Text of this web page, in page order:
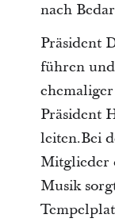
nach
Präsident
führen
Präsident
leiten.Bei
Mitglieder
Musik